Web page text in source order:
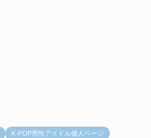
K-POP男性アイドル個人ページ